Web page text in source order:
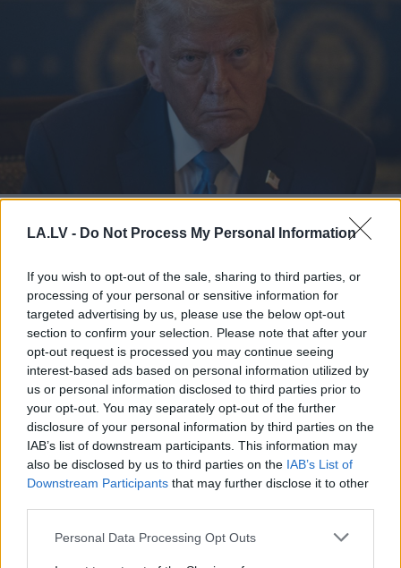
LA.LV - Do Not Process My Personal Information
If you wish to opt-out of the sale, sharing to third parties, or
processing of your personal or sensitive information for
targeted advertising by us, please use the below opt-out
section to confirm your selection. Please note that after your
opt-out request is processed you may continue seeing
interest-based ads based on personal information utilized by
us or personal information disclosed to third parties prior to
your opt-out. You may separately opt-out of the further
disclosure of your personal information by third parties on the
IAB’s list of downstream participants. This information may
also be disclosed by us to third parties on the IAB’s List of
Downstream Participants that may further disclose it to other
Please note that this website/app uses one or more Google
Personal Data Processing Opt Outs
Netanjahupasaka stingru
“nē” Trampa atbalstītajam
Gazas joslas plānam
Ukraina trāpījusi
Krievijas biznesa sirdī?
Sekas var būt daudz
nopietnākas par
Raitis Logins: Ja
nespēs vienoties,
prognozēju, ka
“airBaltic” tiks
maksātnespējas